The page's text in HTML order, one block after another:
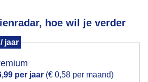
hoe wil je verder
jaar
per jaar (€ 0,58 per maand)
aan de Costa Blanca
locatie gebruiken voor het